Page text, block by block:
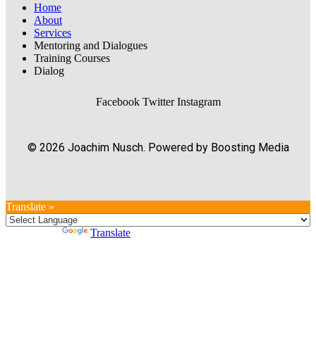
Home
About
Services
Mentoring and Dialogues
Training Courses
Dialog
Facebook Twitter Instagram
© 2026 Joachim Nusch. Powered by Boosting Media
Translate »
Translate